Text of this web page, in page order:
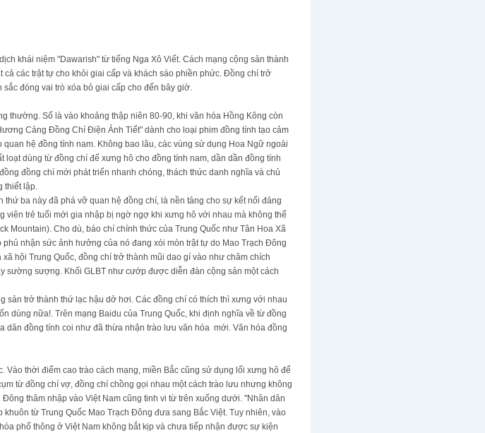
khái niệm "Dawarish" từ tiếng Nga Xô Viết. Cách mạng cộng sản thành
các trật tự cho khỏi giai cấp và khách sáo phiền phức. Đồng chí trở
đóng vai trò xóa bỏ giai cấp cho đến bây giờ.
thường. Số là vào khoảng thập niên 80-90, khi văn hóa Hồng Kông còn
Cảng Đồng Chí Điện Ảnh Tiết" dành cho loại phim đồng tính tạo cảm
hệ đồng tính nam. Không bao lâu, các vùng sử dụng Hoa Ngữ ngoài
dùng từ đồng chí để xưng hô cho đồng tính nam, dần dần đồng tính
đồng chí mới phát triển nhanh chóng, thách thức danh nghĩa và chủ
thiết lập.
ba này đã phá vỡ quan hệ đồng chí, là nền tảng cho sự kết nối đảng
viên trẻ tuổi mới gia nhập bị ngờ ngợ khi xưng hô với nhau mà không thể
Mountain). Cho dù, báo chí chính thức của Trung Quốc như Tân Hoa Xã
nhận sức ảnh hưởng của nó đang xói mòn trật tự do Mao Trạch Đông
hội Trung Quốc, đồng chí trở thành mũi dao gí vào như châm chích
sường sượng. Khối GLBT như cướp được diễn đàn cộng sản một cách
sản trở thành thứ lạc hậu dở hơi. Các đồng chí có thích thì xưng với nhau
dùng nữa!. Trên mạng Baidu của Trung Quốc, khi định nghĩa về từ đồng
dân đồng tính coi như đã thừa nhận trào lưu văn hóa mới. Văn hóa đồng
thời điểm cao trào cách mạng, miền Bắc cũng sử dụng lối xưng hô để
từ đồng chí vợ, đồng chí chồng gọi nhau một cách trào lưu nhưng không
thâm nhập vào Việt Nam cũng tinh vi từ trên xuống dưới. "Nhân dân
từ Trung Quốc Mao Trạch Đông đưa sang Bắc Việt. Tuy nhiên, vào
phổ thông ở Việt Nam không bắt kịp và chưa tiếp nhận được sự kiện